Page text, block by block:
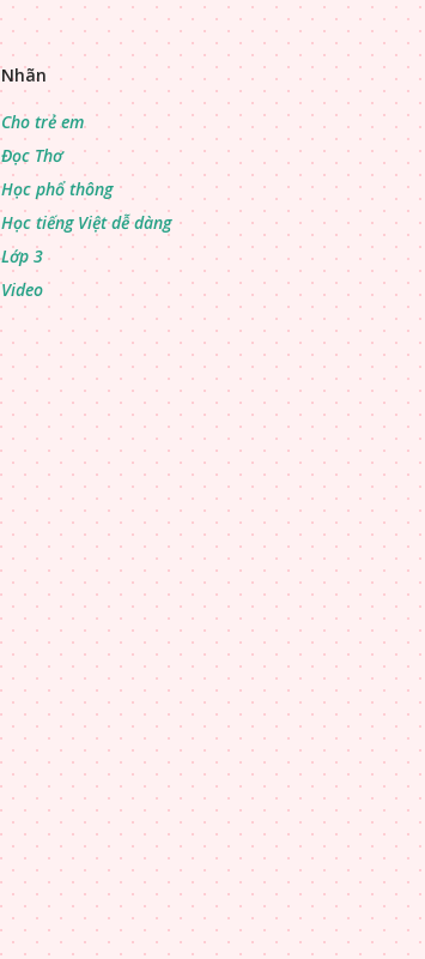
Nhãn
Cho trẻ em
Đọc Thơ
Học phổ thông
Học tiếng Việt dễ dàng
Lớp 3
Video